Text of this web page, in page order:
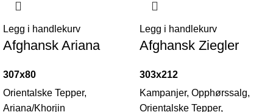
Legg i handlekurv
Afghansk Ariana
307x80
Orientalske Tepper,
Ariana/Khorjin
Legg i handlekurv
Afghansk Ziegler
303x212
Kampanjer, Opphørssalg,
Orientalske Tepper,